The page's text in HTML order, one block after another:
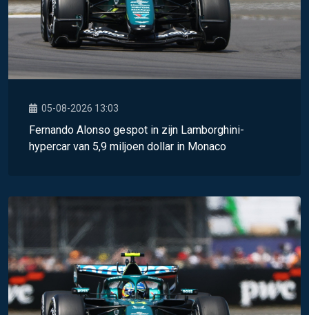
05-08-2026 13:03
Fernando Alonso gespot in zijn Lamborghini-
hypercar van 5,9 miljoen dollar in Monaco